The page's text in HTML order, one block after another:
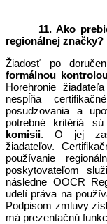
11. Ako
regionálnej značky?
Žiadosť po
formálnou
Horehronie
nespĺňa
posudzovania a
potrebné kritériá
komisii. O jej
žiadateľov.
používanie
poskytovateľom
následne OOCR
udelí práva na
Podpisom zmluvy
má prezentačnú